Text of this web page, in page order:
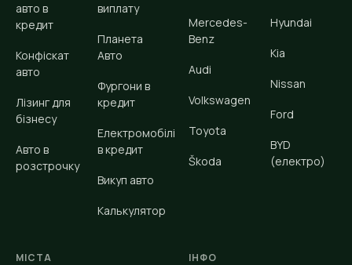
авто в
кредит
Конфіскат
авто
Лізинг для
бізнесу
Авто в
розстрочку
виплату
Планета
Авто
Фургони в
кредит
Електромобілі
в кредит
Викуп авто
Калькулятор
Mercedes-
Benz
Audi
Volkswagen
Toyota
Škoda
Hyundai
Kia
Nissan
Ford
BYD
(електро)
МІСТА ІНФО